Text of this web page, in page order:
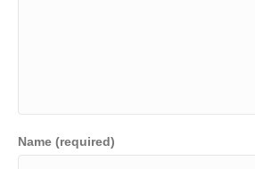
Name (required)